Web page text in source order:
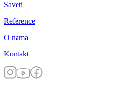
Saveti
Reference
O nama
Kontakt